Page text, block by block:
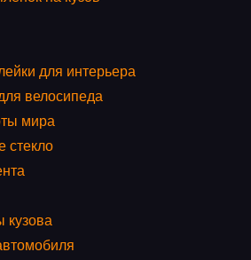
для интерьера
велосипеда
мира
стекло
кузова